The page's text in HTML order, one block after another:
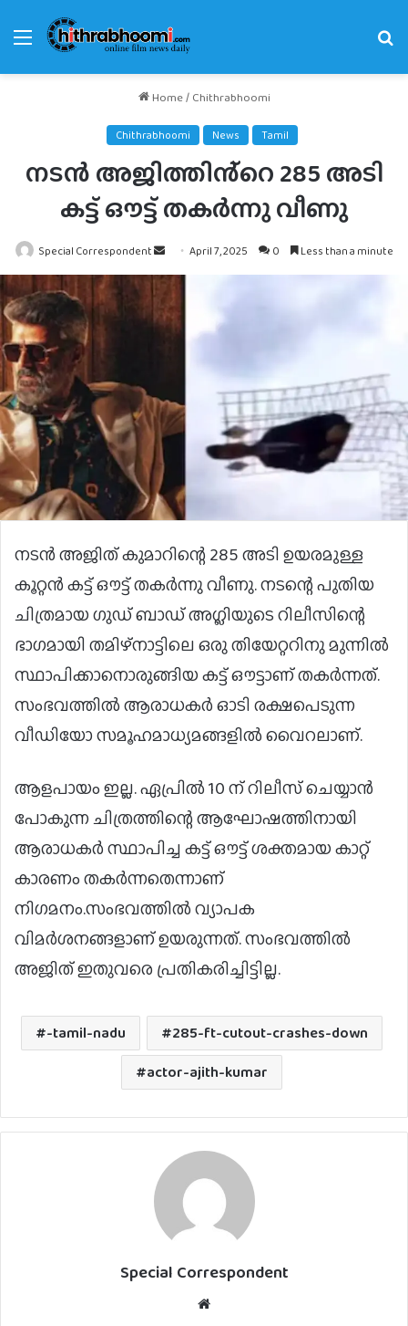
Menu
Home/ Chithrabhoomi
Chithrabhoomi News Tamil
നടൻ അജിത്തിൻ്റെ 285 അടി
കട്ട് ഔട്ട് തകർന്നു വീണു
Special Correspondent
Send
an
April 7, 2025 0 Less than a minute
നടൻ അജിത് കുമാറിന്റെ 285 അടി ഉയരമുള്ള
കൂറ്റൻ കട്ട് ഔട്ട് തകർന്നു വീണു. നടന്റെ പുതിയ
ചിത്രമായ ഗുഡ് ബാഡ് അഗ്ലിയുടെ റിലീസിന്റെ
ഭാഗമായി തമിഴ്നാട്ടിലെ ഒരു തിയേറ്ററിനു മുന്നിൽ
സ്ഥാപിക്കാനൊരുങ്ങിയ കട്ട് ഔട്ടാണ് തകർന്നത്.
സംഭവത്തിൽ ആരാധകർ ഓടി രക്ഷപെടുന്ന
വീഡിയോ സമൂഹമാധ്യമങ്ങളിൽ വൈറലാണ്.
ആളപായം ഇല്ല. ഏപ്രിൽ 10 ന് റിലീസ് ചെയ്യാൻ
പോകുന്ന ചിത്രത്തിന്റെ ആഘോഷത്തിനായി
ആരാധകർ സ്ഥാപിച്ച കട്ട് ഔട്ട് ശക്തമായ കാറ്റ്
കാരണം തകർന്നതെന്നാണ്
നിഗമനം.സംഭവത്തിൽ വ്യാപക
വിമർശനങ്ങളാണ് ഉയരുന്നത്. സംഭവത്തിൽ
അജിത് ഇതുവരെ പ്രതികരിച്ചിട്ടില്ല.
-tamil-nadu
285-ft-cutout-crashes-down
actor-ajith-kumar
Special Correspondent